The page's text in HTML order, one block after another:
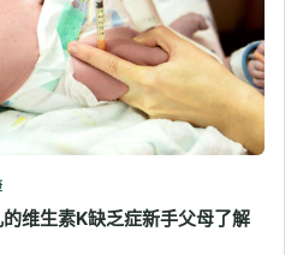
维生素K缺乏症新手父母了解